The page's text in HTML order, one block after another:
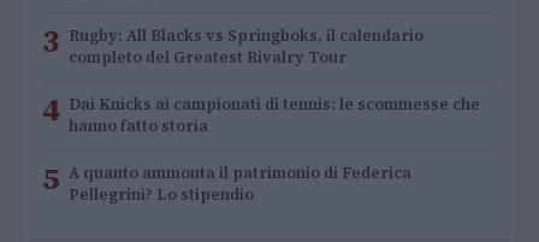
3 Rugby: All Blacks vs Springboks, il calendario
completo del Greatest Rivalry Tour
4 Dai Knicks ai campionati di tennis: le scommesse che
hanno fatto storia
5 A quanto ammonta il patrimonio di Federica
Pellegrini? Lo stipendio